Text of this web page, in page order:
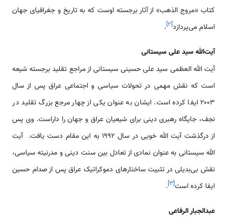
کتاب «مروج الذهب» از آثار برجسته اوست که به تاریخ و جغرافیای جهان
اسلام می‌پردازد[۲]
.
آیت‌الله سید علی سیستانی
آیت الله العظمی سید علی حسینی سیستانی از مراجع تقلید برجسته شیعه
است که نقش مهمی در تحولات سیاسی و اجتماعی عراق پس از سال
۲۰۰۳ ایفا کرده است. ایشان به عنوان یکی از چهار مرجع بزرگ تقلید در
نجف، جایگاه رهبری دینی برای شیعیان عراق و جهان را داراست. وی پس
از درگذشت آیت الله خویی در سال ۱۹۹۲ به این مقام دست یافت. آیت
الله سیستانی به عنوان نمادی از تعادل بین سنت دینی و مدرنیته سیاسی،
نقش بی‌بدیلی در تثبیت ساختارهای دموکراتیک عراق پس از صدام حسین
ایفا کرده است[۳]
.
عبدالجبار الرفاعی